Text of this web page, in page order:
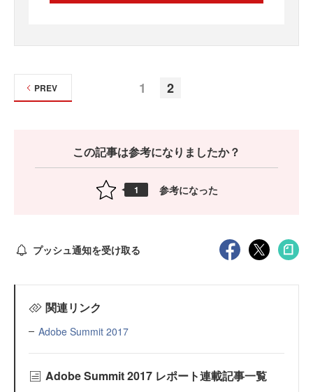
1 2
PREV
この記事は参考になりましたか？
1 参考になった
プッシュ通知を受け取る
関連リンク
Adobe Summit 2017
Adobe Summit 2017 レポート連載記事一覧